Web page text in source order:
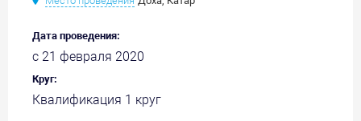
Дата проведения:
с 21 февраля 2020
Круг:
Квалификация 1 круг